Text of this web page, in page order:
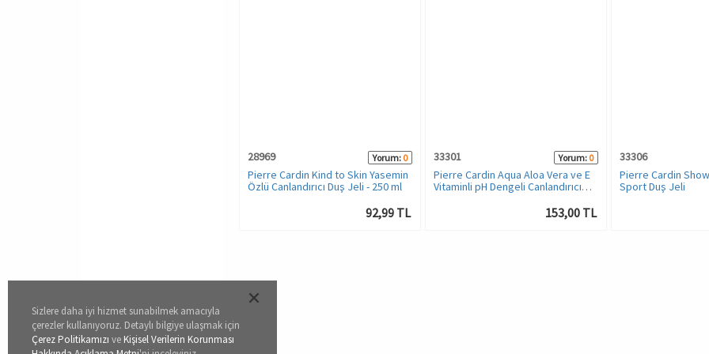
Sizlere daha iyi hizmet sunabilmek amacıyla
çerezler kullanıyoruz. Detaylı bilgiye ulaşmak için
Çerez Politikamızı ve Kişisel Verilerin Korunması
28969 Yorum: 0
Pierre Cardin Kind to Skin Yasemin
Özlü Canlandırıcı Duş Jeli - 250 ml
92,99 TL
33301 Yorum: 0
Pierre Cardin Aqua Aloa Vera ve E
Vitaminli pH Dengeli Canlandırıcı
153,00 TL
33306
Pierre Cardin
Sport Duş Jeli